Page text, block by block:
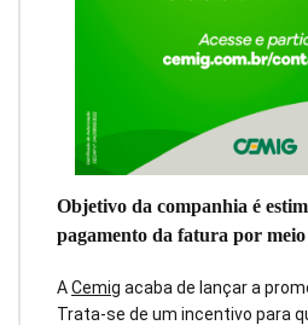
Objetivo da companhia é
pagamento da fatura por
ACemig acaba de lançar a
Trata-se de um incentivo para